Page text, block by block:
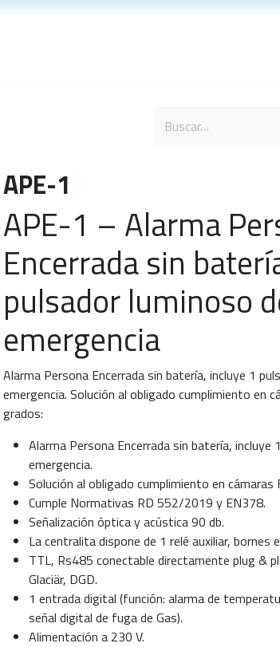
APE-1
APE-1 – Alarma
Encerrada sin
pulsador luminoso
emergencia
Alarma Persona Encerrada sin batería, incluye 1
emergencia. Solución al obligado cumplimiento en
grados:
Alarma Persona Encerrada sin batería, incluye
emergencia.
Solución al obligado cumplimiento en
Cumple Normativas RD 552/2019 y EN378.
Señalización óptica y acústica 90 db.
La centralita dispone de 1 relé auxiliar, bornes
TTL, Rs485 conectable directamente plug &
Glaciär, DGD.
1 entrada digital (función: alarma de
señal digital de fuga de Gas).
Alimentación a 230 V.